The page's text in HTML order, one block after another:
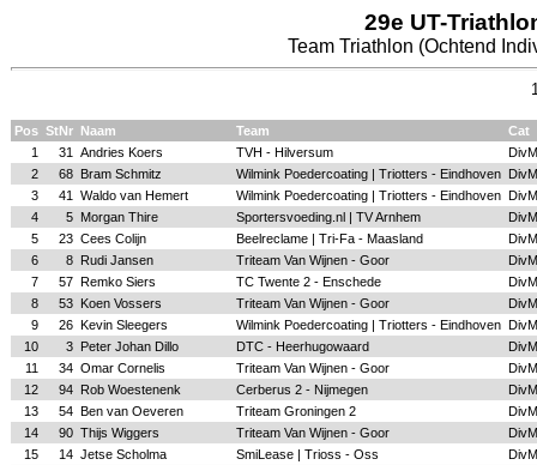
29e UT-
Team Triathlon (Ochtend
Pos StNr Naam Team
Cat
1
31 Andries Koers TVH - Hilversum
DivM
2
68 Bram Schmitz Wilmink Poedercoating | Triotters - Eindhoven
DivM
3
41 Waldo van Hemert Wilmink Poedercoating | Triotters - Eindhoven DivM
4
5 Morgan Thire Sportersvoeding.nl | TV Arnhem
DivM
5
23 Cees Colijn Beelreclame | Tri-Fa - Maasland
DivM
6
8 Rudi Jansen Triteam Van Wijnen - Goor
DivM
7
57 Remko Siers TC Twente 2 - Enschede
DivM
8
53 Koen Vossers Triteam Van Wijnen - Goor
DivM
9
26 Kevin Sleegers Wilmink Poedercoating | Triotters - Eindhoven DivM
10
3 Peter Johan Dillo DTC - Heerhugowaard
DivM
11
34 Omar Cornelis Triteam Van Wijnen - Goor
DivM
12
94 Rob Woestenenk Cerberus 2 - Nijmegen
DivM
13
54 Ben van Oeveren Triteam Groningen 2
DivM
14
90 Thijs Wiggers Triteam Van Wijnen - Goor
DivM
15
14 Jetse Scholma SmiLease | Trioss - Oss
DivM